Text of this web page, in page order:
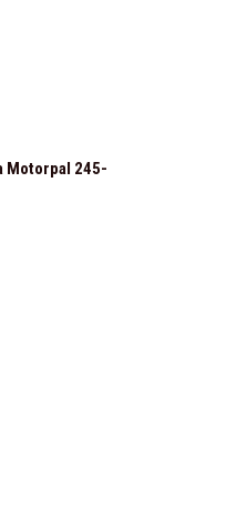
Motorpal 245-